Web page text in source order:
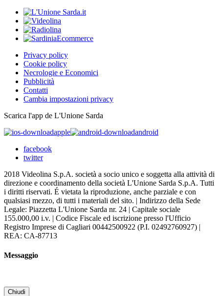
Privacy policy
Cookie policy
Necrologie e Economici
Pubblicità
Contatti
Cambia impostazioni privacy
Scarica l'app de L'Unione Sarda
apple
android
facebook
twitter
2018 Videolina S.p.A. società a socio unico e soggetta alla attività di
direzione e coordinamento della società L'Unione Sarda S.p.A. Tutti
i diritti riservati. É vietata la riproduzione, anche parziale e con
qualsiasi mezzo, di tutti i materiali del sito. | Indirizzo della Sede
Legale: Piazzetta L'Unione Sarda nr. 24 | Capitale sociale
155.000,00 i.v. | Codice Fiscale ed iscrizione presso l'Ufficio
Registro Imprese di Cagliari 00442500922 (P.I. 02492760927) |
REA: CA-87713
Messaggio
Chiudi